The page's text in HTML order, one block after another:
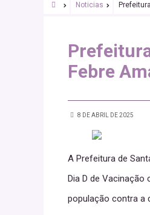
Noticias
Febre
8 DE ABRIL DE 2025
A Prefeitura de
Dia D de
população contra a